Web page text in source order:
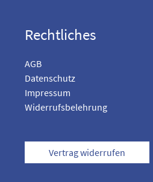
Rechtliches
AGB
Datenschutz
Impressum
Widerrufsbelehrung
Vertrag widerrufen